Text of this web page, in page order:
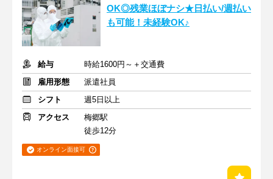
OK◎残業ほぼナシ★日払い/週払い
も可能！未経験OK♪
給与
時給1600円～＋交通費
雇用形態
派遣社員
シフト
週5日以上
アクセス
梅郷駅
徒歩12分
オンライン面接可